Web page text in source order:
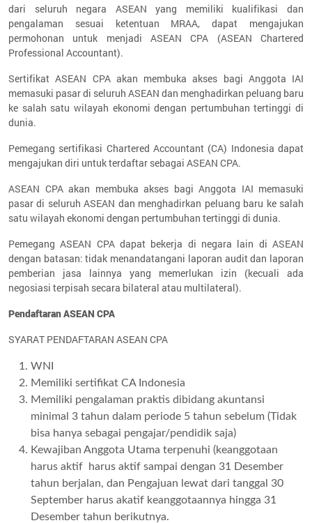
dari seluruh negara ASEAN yang memiliki kualifikasi dan
pengalaman sesuai ketentuan MRAA, dapat mengajukan
permohonan untuk menjadi ASEAN CPA (ASEAN Chartered
Professional Accountant).
Sertifikat ASEAN CPA akan membuka akses bagi Anggota IAI
memasuki pasar di seluruh ASEAN dan menghadirkan peluang baru
ke salah satu wilayah ekonomi dengan pertumbuhan tertinggi di
dunia.
Pemegang sertifikasi Chartered Accountant (CA) Indonesia dapat
mengajukan diri untuk terdaftar sebagai ASEAN CPA.
ASEAN CPA akan membuka akses bagi Anggota IAI memasuki
pasar di seluruh ASEAN dan menghadirkan peluang baru ke salah
satu wilayah ekonomi dengan pertumbuhan tertinggi di dunia.
Pemegang ASEAN CPA dapat bekerja di negara lain di ASEAN
dengan batasan: tidak menandatangani laporan audit dan laporan
pemberian jasa lainnya yang memerlukan izin (kecuali ada
negosiasi terpisah secara bilateral atau multilateral).
Pendaftaran ASEAN CPA
SYARAT PENDAFTARAN ASEAN CPA
WNI
Memiliki sertifikat CA Indonesia
Memiliki pengalaman praktis dibidang akuntansi
minimal 3 tahun dalam periode 5 tahun sebelum (Tidak
bisa hanya sebagai pengajar/pendidik saja)
Kewajiban Anggota Utama terpenuhi (keanggotaan
harus aktif harus aktif sampai dengan 31 Desember
tahun berjalan, dan Pengajuan lewat dari tanggal 30
September harus akatif keanggotaannya hingga 31
Desember tahun berikutnya.